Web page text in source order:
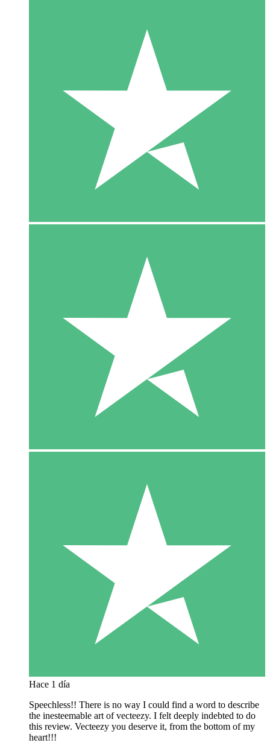
Hace 1 día
Speechless!! There is no way I could find a word to describe
the inesteemable art of vecteezy. I felt deeply indebted to do
this review. Vecteezy you deserve it, from the bottom of my
heart!!!